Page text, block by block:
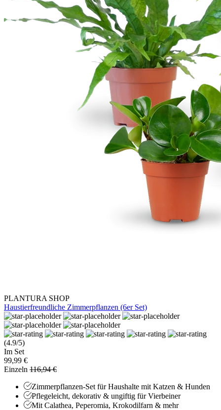
PLANTURA SHOP
Haustierfreundliche Zimmerpflanzen (6er Set)
(4.9/5)
Im Set
99,99 €
Einzeln 116,94 €
Zimmerpflanzen-Set für Haushalte mit Katzen & Hunden
Pflegeleicht, dekorativ & ungiftig für Vierbeiner
Mit Calathea, Peperomia, Krokodilfarn & mehr